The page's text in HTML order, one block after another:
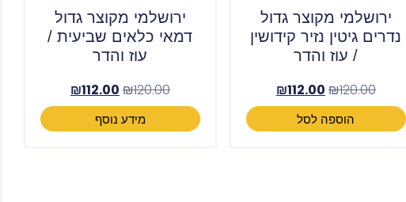
ירושלמי מקוצר גדול
נדרים גיטין נזיר קידושין
/ עוז והדר
₪120.00
₪112.00
הוספה לסל
ירושלמי מקוצר גדול
דמאי כלאים שביעית /
עוז והדר
₪120.00
₪112.00
מידע נוסף